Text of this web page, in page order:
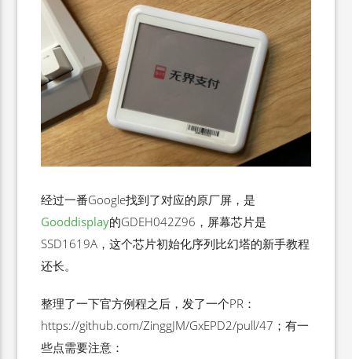
经过一番Google找到了对应的原厂屏，是
Gooddisplay的GDEH042Z96，屏幕芯片是
SSD1619A，这个芯片初始化序列比幻塔的新手教程
还长。
整理了一下官方例程之后，发了一个PR：
https://github.com/ZinggJM/GxEPD2/pull/47；有一
些点需要注意：